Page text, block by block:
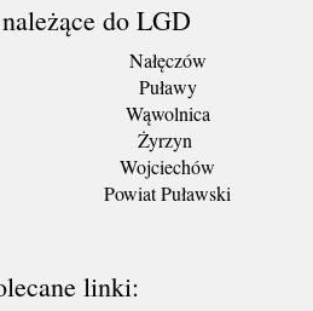
do LGD
Nałęczów
Puławy
Wąwolnica
Żyrzyn
Wojciechów
Powiat Puławski
linki: